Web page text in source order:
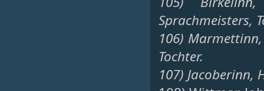
Sprachmeisters,
106)
Tochter.
107) Jacoberinn,